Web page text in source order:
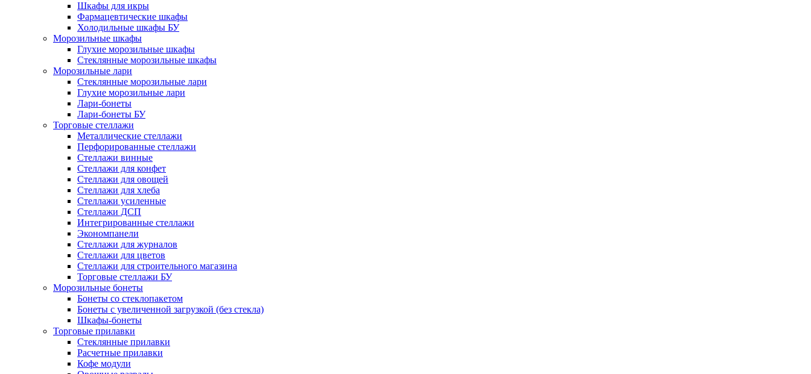
Шкафы для икры
Фармацевтические шкафы
Холодильные шкафы БУ
Морозильные шкафы
Глухие морозильные шкафы
Стеклянные морозильные шкафы
Морозильные лари
Стеклянные морозильные лари
Глухие морозильные лари
Лари-бонеты
Лари-бонеты БУ
Торговые стеллажи
Металлические стеллажи
Перфорированные стеллажи
Стеллажи винные
Стеллажи для конфет
Стеллажи для овощей
Стеллажи для хлеба
Стеллажи усиленные
Стеллажи ДСП
Интегрированные стеллажи
Экономпанели
Стеллажи для журналов
Стеллажи для цветов
Стеллажи для строительного магазина
Торговые стеллажи БУ
Морозильные бонеты
Бонеты со стеклопакетом
Бонеты с увеличенной загрузкой (без стекла)
Шкафы-бонеты
Торговые прилавки
Стеклянные прилавки
Расчетные прилавки
Кофе модули